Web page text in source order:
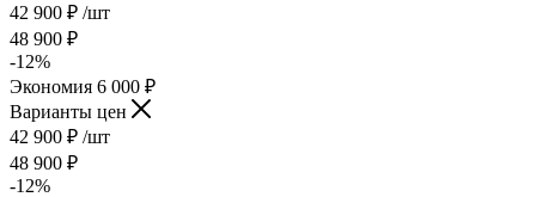
42 900 ₽ /шт
48 900 ₽
-12%
Экономия 6 000 ₽
Варианты цен
42 900 ₽ /шт
48 900 ₽
-12%